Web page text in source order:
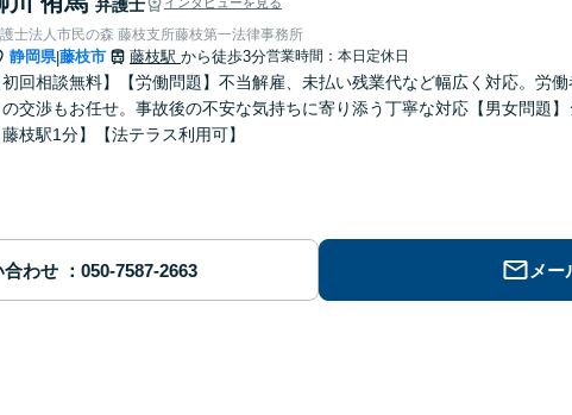
弁護士
士法人市民の森 藤枝支所藤枝第一法律事務所
静岡県|藤枝市 藤枝駅 から徒歩3分営業時間：本日定休日
初回相談無料】【労働問題】不当解雇、未払い残業代など幅広く対応。労
の交渉もお任せ。事故後の不安な気持ちに寄り添う丁寧な対応【男女問題
藤枝駅1分】【法テラス利用可】
合わせ メー